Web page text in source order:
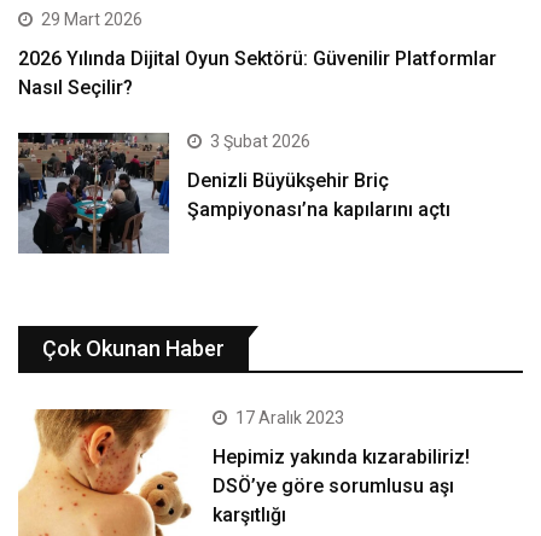
29 Mart 2026
2026 Yılında Dijital Oyun Sektörü: Güvenilir Platformlar
Nasıl Seçilir?
3 Şubat 2026
Denizli Büyükşehir Briç
Şampiyonası’na kapılarını açtı
Çok Okunan Haber
17 Aralık 2023
Hepimiz yakında kızarabiliriz!
DSÖ’ye göre sorumlusu aşı
karşıtlığı